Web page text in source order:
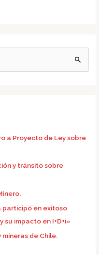
a Proyecto de Ley sobre
y tránsito sobre
participó en exitoso
su impacto en I+D+i»
mineras de Chile.